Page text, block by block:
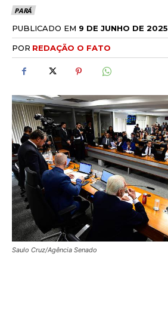
PARÁ
PUBLICADO EM 9 DE JUNHO DE 2025
POR REDAÇÃO O FATO
Saulo Cruz/Agência Senado